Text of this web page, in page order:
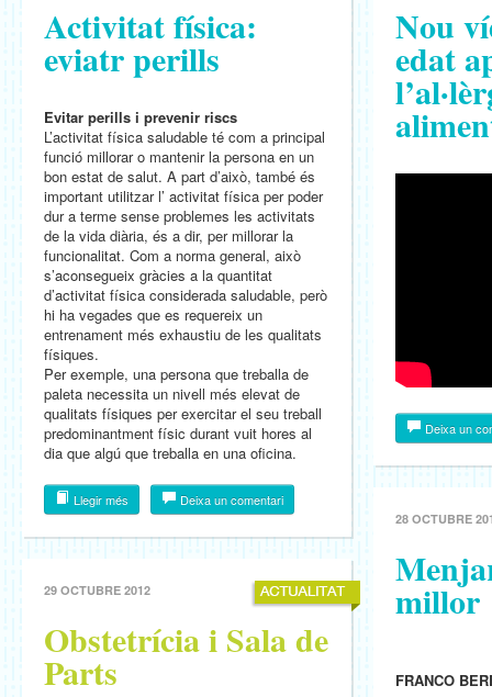
Activitat física:
eviatr perills
Evitar perills i prevenir riscs
L’activitat física saludable té com a principal
funció millorar o mantenir la persona en un
bon estat de salut. A part d’això, també és
important utilitzar l’ activitat física per poder
dur a terme sense problemes les activitats
de la vida diària, és a dir, per millorar la
funcionalitat. Com a norma general, això
s’aconsegueix gràcies a la quantitat
d’activitat física considerada saludable, però
hi ha vegades que es requereix un
entrenament més exhaustiu de les qualitats
físiques.
Per exemple, una persona que treballa de
paleta necessita un nivell més elevat de
qualitats físiques per exercitar el seu treball
predominantment físic durant vuit hores al
dia que algú que treballa en una oficina.
Llegir més Deixa un comentari
29 OCTUBRE 2012
Obstetrícia i Sala de
Parts
Nou
edat
Deixa un
28 OCTUBRE
millor
FRANCO